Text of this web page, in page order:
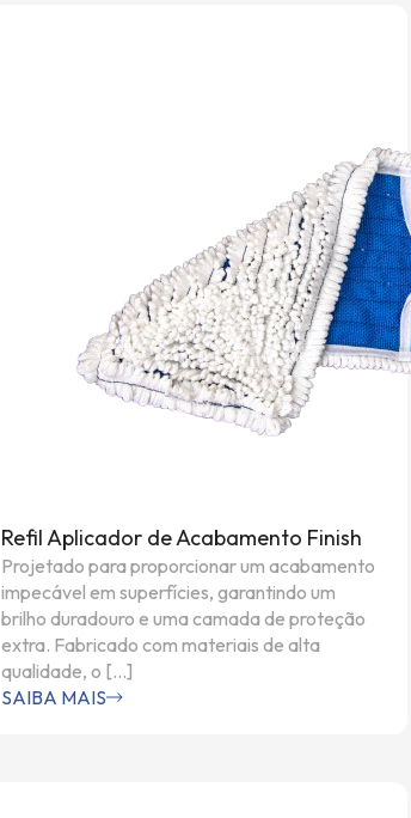
Refil Aplicador de Acabamento Finish
Projetado para proporcionar um acabamento
impecável em superfícies, garantindo um
brilho duradouro e uma camada de proteção
extra. Fabricado com materiais de alta
qualidade, o […]
SAIBA MAIS